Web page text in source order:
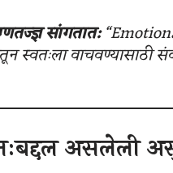
सांगतात:
स्वतःला वाचवण्यासाठी
असलेली